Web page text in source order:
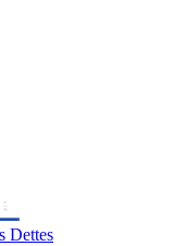
Dettes